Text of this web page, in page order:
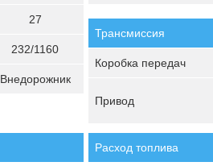
27
232/1160
Внедорожник
Трансмиссия
Коробка передач
Привод
Расход топлива